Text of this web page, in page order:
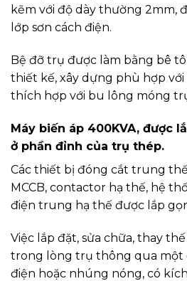
kẽm với độ dày thường 2mm,
lớp sơn cách điện.
Bệ đỡ trụ được làm bằng bê
thiết kế, xây dựng phù hợp
thích hợp với bu lông móng
Máy biến áp 400KVA, được
ở phần đỉnh của trụ thép.
Các thiết bị đóng cắt trung thế
MCCB, contactor hạ thế, hệ
điện trung hạ thế được lắp
Việc lắp đặt, sửa chữa, thay
trong lòng trụ thông qua một
điện hoặc nhúng nóng, có